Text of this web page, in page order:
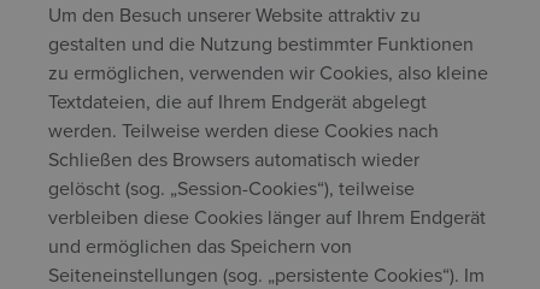
Um den Besuch unserer Website attraktiv zu
gestalten und die Nutzung bestimmter Funktionen
zu ermöglichen, verwenden wir Cookies, also kleine
Textdateien, die auf Ihrem Endgerät abgelegt
werden. Teilweise werden diese Cookies nach
Schließen des Browsers automatisch wieder
gelöscht (sog. „Session-Cookies“), teilweise
verbleiben diese Cookies länger auf Ihrem Endgerät
und ermöglichen das Speichern von
Seiteneinstellungen (sog. „persistente Cookies“). Im